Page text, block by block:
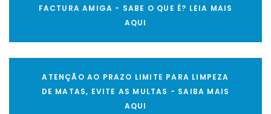
FACTURA AMIGA - SABE O QUE É? LEIA MAIS
AQUI
ATENÇÃO AO PRAZO LIMITE PARA LIMPEZA
DE MATAS, EVITE AS MULTAS - SAIBA MAIS
AQUI